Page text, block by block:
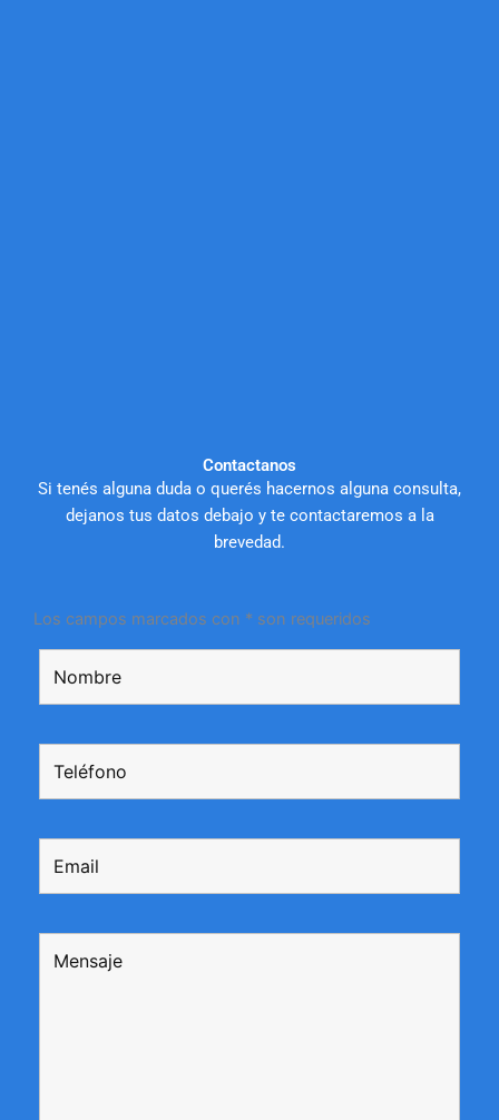
Contactanos
Si tenés alguna duda o querés hacernos alguna consulta,
dejanos tus datos debajo y te contactaremos a la
brevedad.
Los campos marcados con * son requeridos